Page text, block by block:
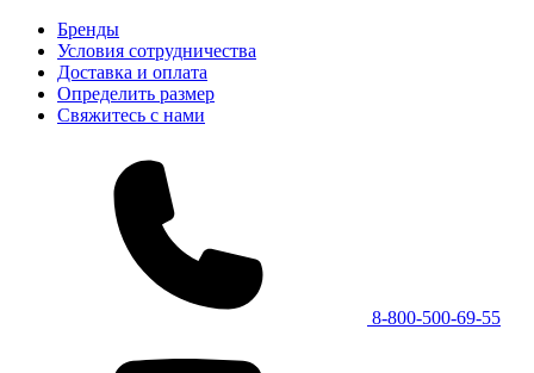
Бренды
Условия сотрудничества
Доставка и оплата
Определить размер
Свяжитесь с нами
8-800-500-69-55